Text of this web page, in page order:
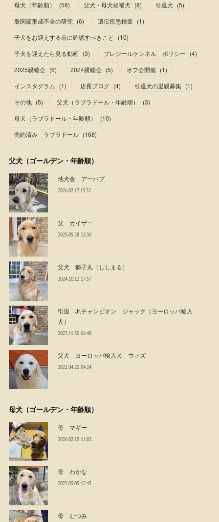
母犬（年齢順）
(58) 父犬・母犬候補犬 (8) 引退犬 (5)
股関節形成不全の研究 (6) 遺伝疾患検査 (1)
子犬をお迎えする前に確認すべきこと
(10)
子犬を迎えたら見る動画 (3) プレジールケンネル ポリシー (4)
2025親睦会 (6) 2024親睦会 (5) オフ会開催 (1)
インスタグラム (1) 店長ブログ (4) 引退犬の里親募集 (1)
その他 (5) 父犬（ラブラドール・年齢順） (3)
母犬（ラブラドール・年齢順）
(10)
売約済み ラブラドール (168)
父犬（ゴールデン・年齢順）
他犬舎 アーハブ
2026.02.17 15:32
父 カイザー
2025.05.28 13:30
父犬 獅子丸（ししまる）
2024.10.12 17:57
引退 Jr.チャンピオン ジャック（ヨーロッパ輸入
犬）
2023.11.30 06:48
父犬 ヨーロッパ輸入犬 ウィズ
2022.04.20 04:24
母犬（ゴールデン・年齢順）
母 マギー
2026.02.15 11:03
母 わかな
2025.05.05 12:45
母 むつみ